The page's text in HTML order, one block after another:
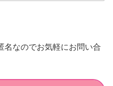
名なのでお気軽にお問い合